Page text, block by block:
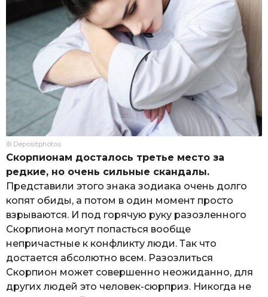
© Depositphotos
Скорпионам досталось третье место за
редкие, но очень сильные скандалы.
Представили этого знака зодиака очень долго
копят обиды, а потом в один момент просто
взрываются. И под горячую руку разозленного
Скорпиона могут попасться вообще
непричастные к конфликту люди. Так что
достается абсолютно всем. Разозлиться
Скорпион может совершенно неожиданно, для
других людей это человек-сюрприз. Никогда не